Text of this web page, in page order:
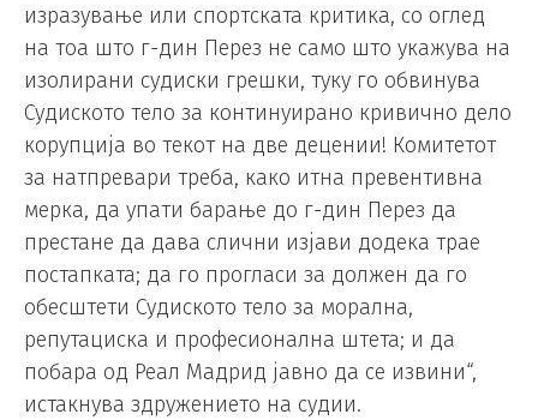
изразување или спортската критика, со оглед
на тоа што г-дин Перез не само што укажува на
изолирани судиски грешки, туку го обвинува
Судиското тело за континуирано кривично дело
корупција во текот на две децении! Комитетот
за натпревари треба, како итна превентивна
мерка, да упати барање до г-дин Перез да
престане да дава слични изјави додека трае
постапката; да го прогласи за должен да го
обесштети Судиското тело за морална,
репутациска и професионална штета; и да
побара од Реал Мадрид јавно да се извини“,
истакнува здружението на судии.